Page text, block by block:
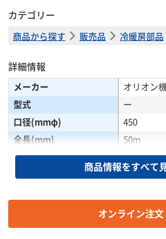
カテゴリー
商品から探す 販売品 冷暖房部品
詳細情報
メーカー
オリオン
型式
ー
口径(mmφ)
450
全長(mm)
50m
がございます。詳しい仕様につきましては、最寄の営
い。
商品情報をすべて
オンライン注文